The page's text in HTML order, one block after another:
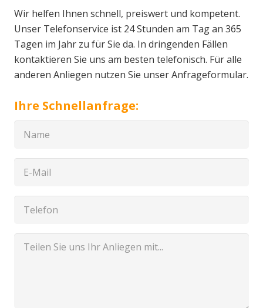
Wir helfen Ihnen schnell, preiswert und kompetent.
Unser Telefonservice ist 24 Stunden am Tag an 365
Tagen im Jahr zu für Sie da. In dringenden Fällen
kontaktieren Sie uns am besten telefonisch. Für alle
anderen Anliegen nutzen Sie unser Anfrageformular.
Ihre Schnellanfrage: